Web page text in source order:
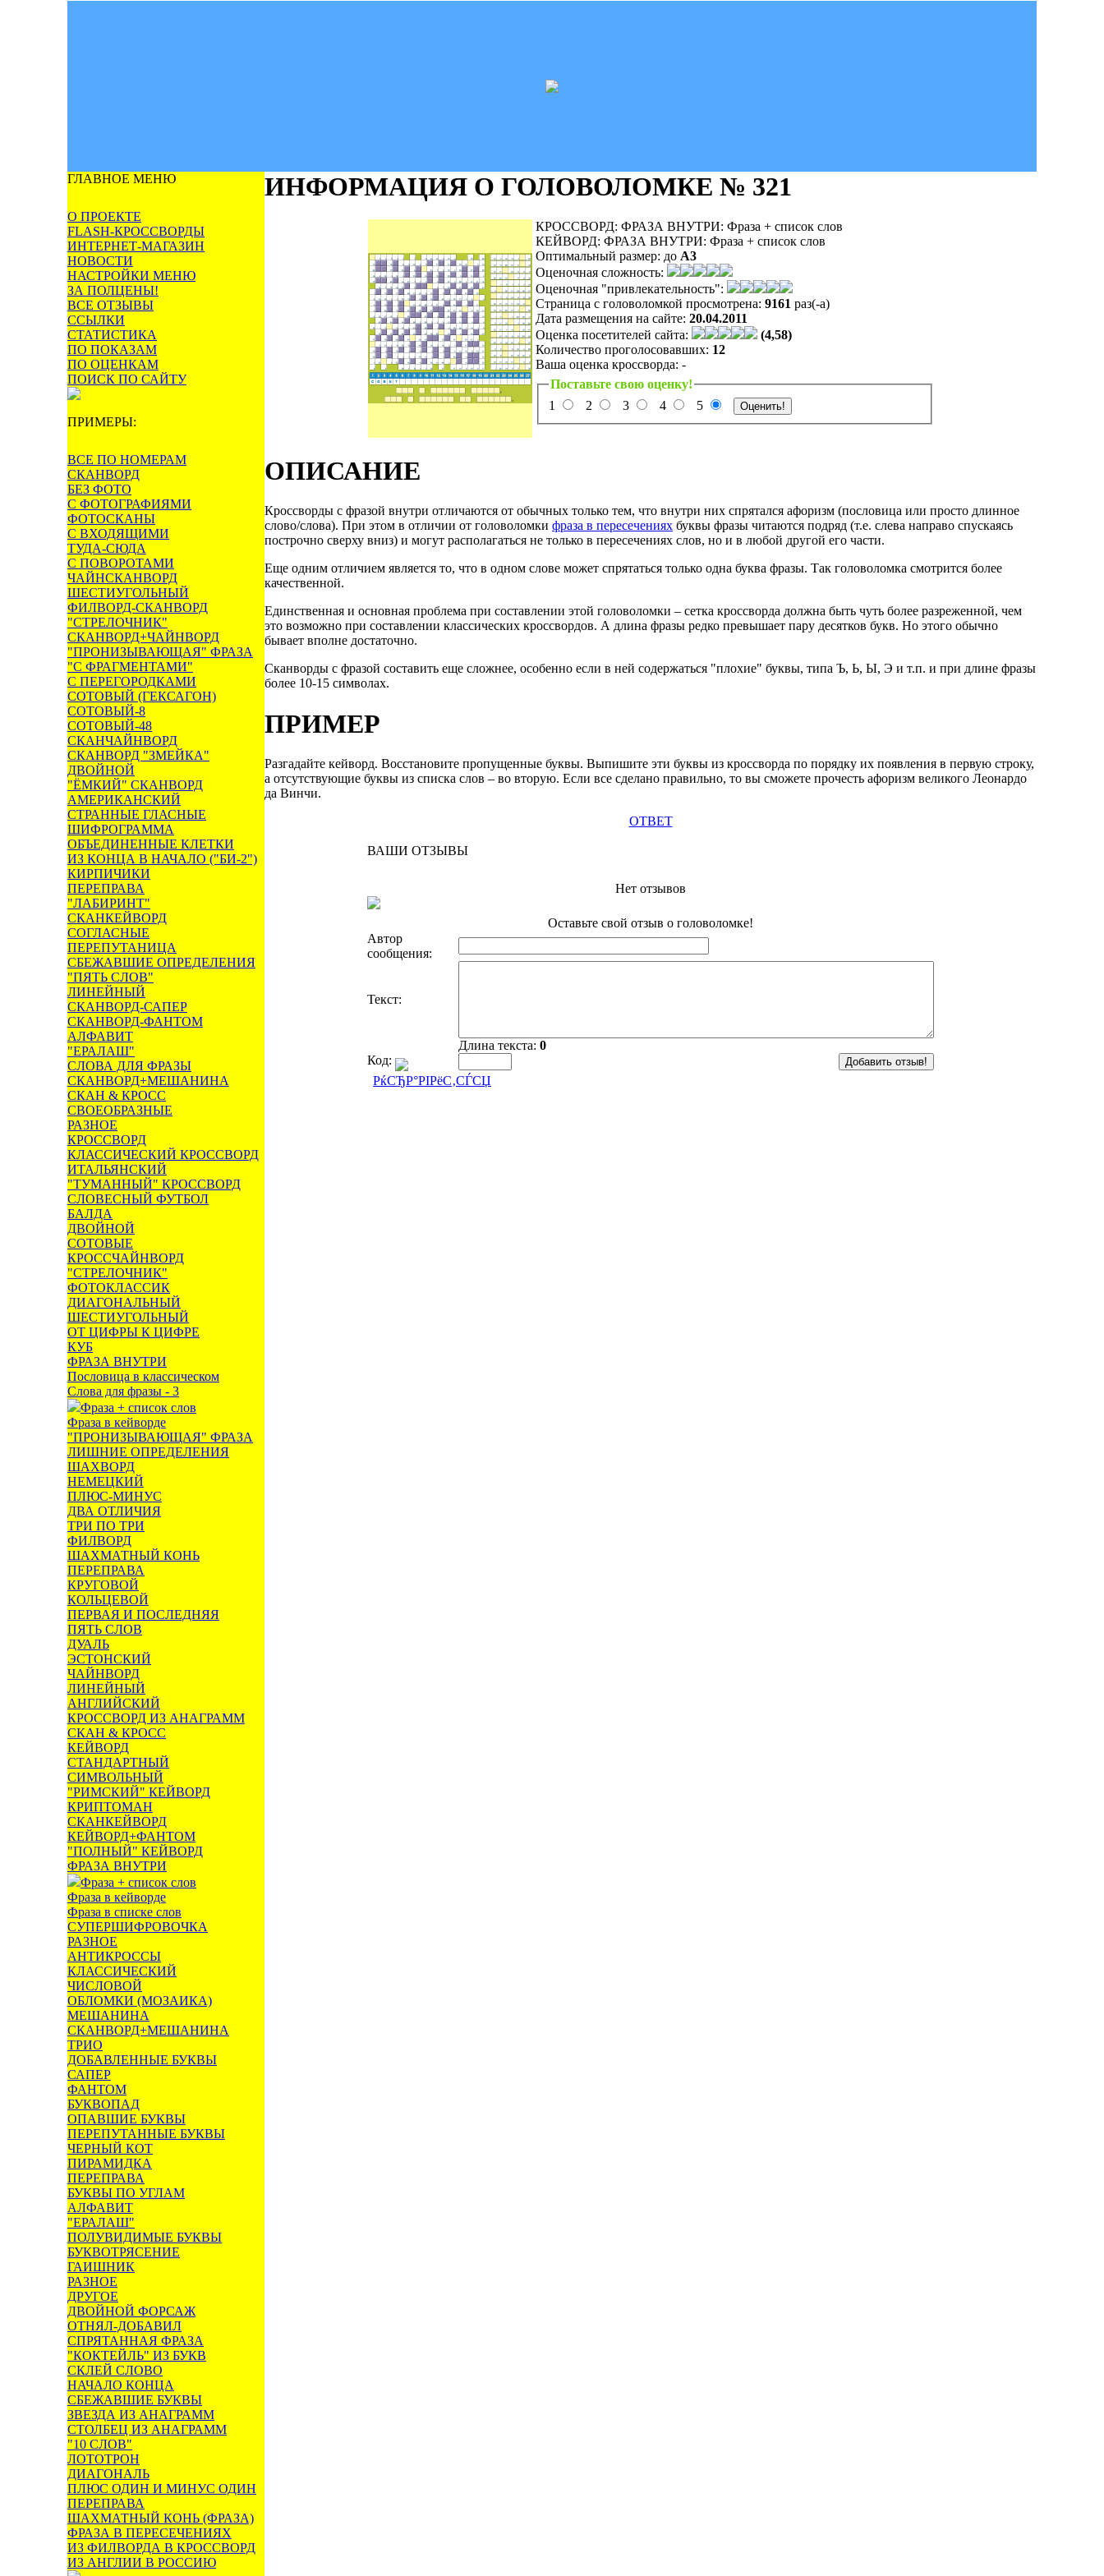
ГЛАВНОЕ МЕНЮ
О ПРОЕКТЕ
FLASH-КРОССВОРДЫ
ИНТЕРНЕТ-МАГАЗИН
НОВОСТИ
НАСТРОЙКИ МЕНЮ
ЗА ПОЛЦЕНЫ!
ВСЕ ОТЗЫВЫ
ССЫЛКИ
СТАТИСТИКА
ПО ПОКАЗАМ
ПО ОЦЕНКАМ
ПОИСК ПО САЙТУ
ПРИМЕРЫ:
ВСЕ ПО НОМЕРАМ
СКАНВОРД
БЕЗ ФОТО
С ФОТОГРАФИЯМИ
ФОТОСКАНЫ
С ВХОДЯЩИМИ
ТУДА-СЮДА
С ПОВОРОТАМИ
ЧАЙНСКАНВОРД
ШЕСТИУГОЛЬНЫЙ
ФИЛВОРД-СКАНВОРД
"СТРЕЛОЧНИК"
СКАНВОРД+ЧАЙНВОРД
"ПРОНИЗЫВАЮЩАЯ" ФРАЗА
"С ФРАГМЕНТАМИ"
С ПЕРЕГОРОДКАМИ
СОТОВЫЙ (ГЕКСАГОН)
СОТОВЫЙ-8
СОТОВЫЙ-48
СКАНЧАЙНВОРД
СКАНВОРД "ЗМЕЙКА"
ДВОЙНОЙ
"ЁМКИЙ" СКАНВОРД
АМЕРИКАНСКИЙ
СТРАННЫЕ ГЛАСНЫЕ
ШИФРОГРАММА
ОБЪЕДИНЕННЫЕ КЛЕТКИ
ИЗ КОНЦА В НАЧАЛО ("БИ-2")
КИРПИЧИКИ
ПЕРЕПРАВА
"ЛАБИРИНТ"
СКАНКЕЙВОРД
СОГЛАСНЫЕ
ПЕРЕПУТАНИЦА
СБЕЖАВШИЕ ОПРЕДЕЛЕНИЯ
"ПЯТЬ СЛОВ"
ЛИНЕЙНЫЙ
СКАНВОРД-САПЕР
СКАНВОРД-ФАНТОМ
АЛФАВИТ
"ЕРАЛАШ"
СЛОВА ДЛЯ ФРАЗЫ
СКАНВОРД+МЕШАНИНА
СКАН & КРОСС
СВОЕОБРАЗНЫЕ
РАЗНОЕ
КРОССВОРД
КЛАССИЧЕСКИЙ КРОССВОРД
ИТАЛЬЯНСКИЙ
"ТУМАННЫЙ" КРОССВОРД
СЛОВЕСНЫЙ ФУТБОЛ
БАЛДА
ДВОЙНОЙ
СОТОВЫЕ
КРОССЧАЙНВОРД
"СТРЕЛОЧНИК"
ФОТОКЛАССИК
ДИАГОНАЛЬНЫЙ
ШЕСТИУГОЛЬНЫЙ
ОТ ЦИФРЫ К ЦИФРЕ
КУБ
ФРАЗА ВНУТРИ
Пословица в классическом
Слова для фразы - 3
Фраза + список слов
Фраза в кейворде
"ПРОНИЗЫВАЮЩАЯ" ФРАЗА
ЛИШНИЕ ОПРЕДЕЛЕНИЯ
ШАХВОРД
НЕМЕЦКИЙ
ПЛЮС-МИНУС
ДВА ОТЛИЧИЯ
ТРИ ПО ТРИ
ФИЛВОРД
ШАХМАТНЫЙ КОНЬ
ПЕРЕПРАВА
КРУГОВОЙ
КОЛЬЦЕВОЙ
ПЕРВАЯ И ПОСЛЕДНЯЯ
ПЯТЬ СЛОВ
ДУАЛЬ
ЭСТОНСКИЙ
ЧАЙНВОРД
ЛИНЕЙНЫЙ
АНГЛИЙСКИЙ
КРОССВОРД ИЗ АНАГРАММ
СКАН & КРОСС
КЕЙВОРД
СТАНДАРТНЫЙ
СИМВОЛЬНЫЙ
"РИМСКИЙ" КЕЙВОРД
КРИПТОМАН
СКАНКЕЙВОРД
КЕЙВОРД+ФАНТОМ
"ПОЛНЫЙ" КЕЙВОРД
ФРАЗА ВНУТРИ
Фраза + список слов
Фраза в кейворде
Фраза в списке слов
СУПЕРШИФРОВОЧКА
РАЗНОЕ
АНТИКРОССЫ
КЛАССИЧЕСКИЙ
ЧИСЛОВОЙ
ОБЛОМКИ (МОЗАИКА)
МЕШАНИНА
СКАНВОРД+МЕШАНИНА
ТРИО
ДОБАВЛЕННЫЕ БУКВЫ
САПЕР
ФАНТОМ
БУКВОПАД
ОПАВШИЕ БУКВЫ
ПЕРЕПУТАННЫЕ БУКВЫ
ЧЕРНЫЙ КОТ
ПИРАМИДКА
ПЕРЕПРАВА
БУКВЫ ПО УГЛАМ
АЛФАВИТ
"ЕРАЛАШ"
ПОЛУВИДИМЫЕ БУКВЫ
БУКВОТРЯСЕНИЕ
ГАИШНИК
РАЗНОЕ
ДРУГОЕ
ДВОЙНОЙ ФОРСАЖ
ОТНЯЛ-ДОБАВИЛ
СПРЯТАННАЯ ФРАЗА
"КОКТЕЙЛЬ" ИЗ БУКВ
СКЛЕЙ СЛОВО
НАЧАЛО КОНЦА
СБЕЖАВШИЕ БУКВЫ
ЗВЕЗДА ИЗ АНАГРАММ
СТОЛБЕЦ ИЗ АНАГРАММ
"10 СЛОВ"
ЛОТОТРОН
ДИАГОНАЛЬ
ПЛЮС ОДИН И МИНУС ОДИН
ПЕРЕПРАВА
ШАХМАТНЫЙ КОНЬ (ФРАЗА)
ФРАЗА В ПЕРЕСЕЧЕНИЯХ
ИЗ ФИЛВОРДА В КРОССВОРД
ИЗ АНГЛИИ В РОССИЮ
ИНФОРМАЦИЯ О ГОЛОВОЛОМКЕ № 321
КРОССВОРД: ФРАЗА ВНУТРИ: Фраза + список слов
КЕЙВОРД: ФРАЗА ВНУТРИ: Фраза + список слов
Оптимальный размер: до A3
Оценочная сложность:
Оценочная "привлекательность":
Страница с головоломкой просмотрена: 9161раз(-а)
Дата размещения на сайте: 20.04.2011
Оценка посетителей сайта:
(4,58)
Количество проголосовавших: 12
Ваша оценка кроссворда: -
Поставьте свою оценку!
1
2 3 4 5
ОПИСАНИЕ
Кроссворды с фразой внутри отличаются от обычных только тем, что внутри них спрятался афоризм (пословица или просто длинное
слово/слова). При этом в отличии от головоломки фраза в пересечениях буквы фразы читаются подряд (т.е. слева направо спускаясь
построчно сверху вниз) и могут располагаться не только в пересечениях слов, но и в любой другой его части.
Еще одним отличием является то, что в одном слове может спрятаться только одна буква фразы. Так головоломка смотрится более
качественной.
Единственная и основная проблема при составлении этой головоломки – сетка кроссворда должна быть чуть более разреженной, чем
это возможно при составлении классических кроссвордов. А длина фразы редко превышает пару десятков букв. Но этого обычно
бывает вполне достаточно.
Сканворды с фразой составить еще сложнее, особенно если в ней содержаться "плохие" буквы, типа Ъ, Ь, Ы, Э и т.п. и при длине фразы
более 10-15 символах.
ПРИМЕР
Разгадайте кейворд. Восстановите пропущенные буквы. Выпишите эти буквы из кроссворда по порядку их появления в первую строку,
а отсутствующие буквы из списка слов – во вторую. Если все сделано правильно, то вы сможете прочесть афоризм великого Леонардо
да Винчи.
ОТВЕТ
ВАШИ ОТЗЫВЫ
Нет отзывов
Оставьте свой отзыв о головоломке!
Автор
сообщения:
Текст:
Длина текста: 0
Код:
РќСЂР°РІРёС‚СЃСЏ